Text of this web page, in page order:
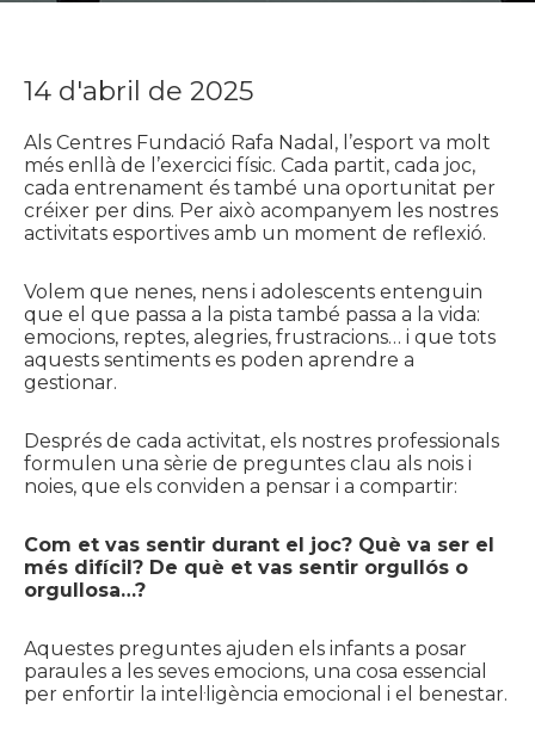
14 d'abril de 2025
Als Centres Fundació Rafa Nadal, l’esport va molt
més enllà de l’exercici físic. Cada partit, cada joc,
cada entrenament és també una oportunitat per
créixer per dins. Per això acompanyem les nostres
activitats esportives amb un moment de reflexió.
Volem que nenes, nens i adolescents entenguin
que el que passa a la pista també passa a la vida:
emocions, reptes, alegries, frustracions… i que tots
aquests sentiments es poden aprendre a
gestionar.
Després de cada activitat, els nostres professionals
formulen una sèrie de preguntes clau als nois i
noies, que els conviden a pensar i a compartir:
Com et vas sentir durant el joc? Què va ser el
més difícil? De què et vas sentir orgullós o
orgullosa…?
Aquestes preguntes ajuden els infants a posar
paraules a les seves emocions, una cosa essencial
per enfortir la intel·ligència emocional i el benestar.